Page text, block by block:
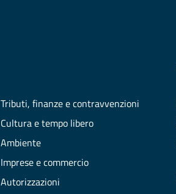
Tributi, finanze e contravvenzioni
Cultura e tempo libero
Ambiente
Imprese e commercio
Autorizzazioni